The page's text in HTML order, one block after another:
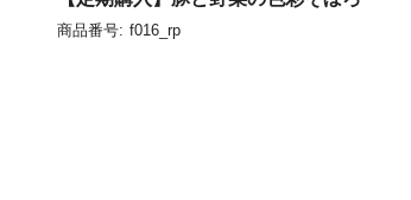
商品番号: f016_rp